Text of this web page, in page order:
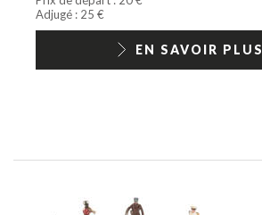
Adjugé : 25 €
EN SAVOIR PLUS